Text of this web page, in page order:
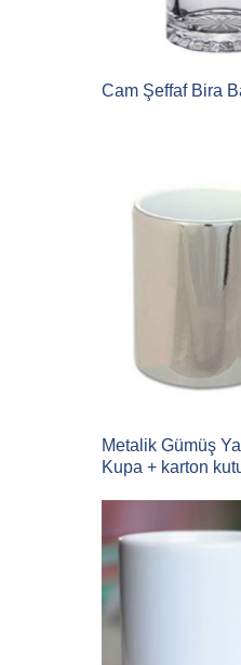
Cam Şeffaf Bira
Metalik Gümüş
Kupa + karton